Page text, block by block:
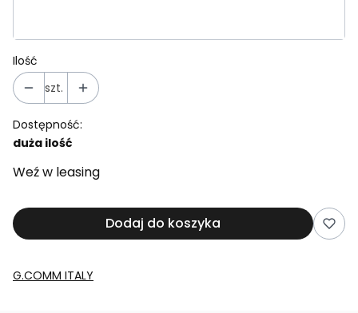
Ilość
szt.
Dostępność:
duża ilość
Weź w leasing
Dodaj do koszyka
G.COMM ITALY